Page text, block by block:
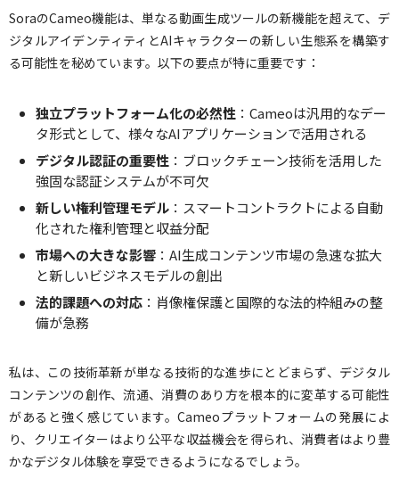
SoraのCameo機能は、単なる動画生成ツールの新機能を超えて、デ
ジタルアイデンティティとAIキャラクターの新しい生態系を構築す
る可能性を秘めています。以下の要点が特に重要です：
独立プラットフォーム化の必然性 ：Cameoは汎用的なデー
タ形式として、様々なAIアプリケーションで活用される
デジタル認証の重要性 ：ブロックチェーン技術を活用した
強固な認証システムが不可欠
新しい権利管理モデル ：スマートコントラクトによる自動
化された権利管理と収益分配
市場への大きな影響 ：AI生成コンテンツ市場の急速な拡大
と新しいビジネスモデルの創出
法的課題への対応 ：肖像権保護と国際的な法的枠組みの整
備が急務
私は、この技術革新が単なる技術的な進歩にとどまらず、デジタル
コンテンツの創作、流通、消費のあり方を根本的に変革する可能性
があると強く感じています。Cameoプラットフォームの発展によ
り、クリエイターはより公平な収益機会を得られ、消費者はより豊
かなデジタル体験を享受できるようになるでしょう。